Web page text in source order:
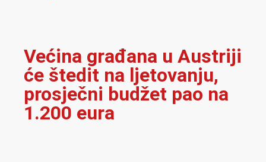
Većina građana u Austriji
će štedit na ljetovanju,
prosječni budžet pao na
1.200 eura